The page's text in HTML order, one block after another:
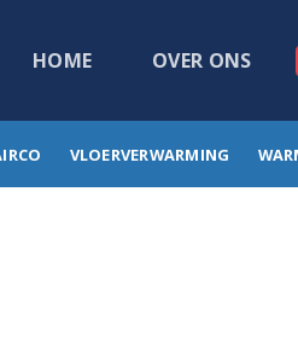
HOME OVER ONS
VLOERVERWARMING